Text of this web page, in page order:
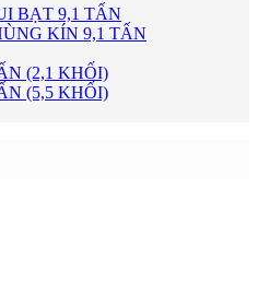
BẠT 9,1 TẤN
KÍN 9,1 TẤN
(2,1 KHỐI)
(5,5 KHỐI)